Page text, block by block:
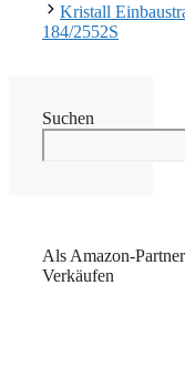
Kristall
184/2552S
Suchen
Als Amazon-
Verkäufen